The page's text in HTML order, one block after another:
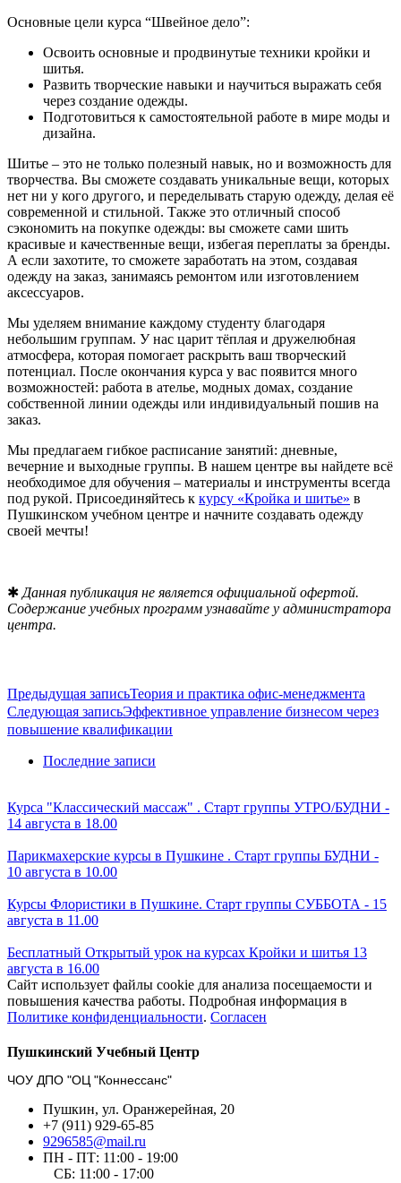
Основные цели курса “Швейное дело”:
Освоить основные и продвинутые техники кройки и
шитья.
Развить творческие навыки и научиться выражать себя
через создание одежды.
Подготовиться к самостоятельной работе в мире моды и
дизайна.
Шитье – это не только полезный навык, но и возможность для
творчества. Вы сможете создавать уникальные вещи, которых
нет ни у кого другого, и переделывать старую одежду, делая её
современной и стильной. Также это отличный способ
сэкономить на покупке одежды: вы сможете сами шить
красивые и качественные вещи, избегая переплаты за бренды.
А если захотите, то сможете заработать на этом, создавая
одежду на заказ, занимаясь ремонтом или изготовлением
аксессуаров.
Мы уделяем внимание каждому студенту благодаря
небольшим группам. У нас царит тёплая и дружелюбная
атмосфера, которая помогает раскрыть ваш творческий
потенциал. После окончания курса у вас появится много
возможностей: работа в ателье, модных домах, создание
собственной линии одежды или индивидуальный пошив на
заказ.
Мы предлагаем гибкое расписание занятий: дневные,
вечерние и выходные группы. В нашем центре вы найдете всё
необходимое для обучения – материалы и инструменты всегда
под рукой. Присоединяйтесь к курсу «Кройка и шитье» в
Пушкинском учебном центре и начните создавать одежду
своей мечты!
✱ Данная публикация не является официальной офертой.
Содержание учебных программ узнавайте у администратора
центра.
Предыдущая записьТеория и практика офис-менеджмента
Следующая записьЭффективное управление бизнесом через
повышение квалификации
Последние записи
Курса "Классический массаж" . Старт группы УТРО/БУДНИ -
14 августа в 18.00
Парикмахерские курсы в Пушкине . Старт группы БУДНИ -
10 августа в 10.00
Курсы Флористики в Пушкине. Старт группы СУББОТА - 15
августа в 11.00
Бесплатный Открытый урок на курсах Кройки и шитья 13
августа в 16.00
Сайт использует файлы cookie для анализа посещаемости и
повышения качества работы. Подробная информация в
Политике конфиденциальности. Согласен
Пушкинский Учебный Центр
ЧОУ ДПО "ОЦ "Коннессанс"
Пушкин, ул. Оранжерейная, 20
+7 (911) 929-65-85
9296585@mail.ru
ПН - ПТ: 11:00 - 19:00
СБ: 11:00 - 17:00